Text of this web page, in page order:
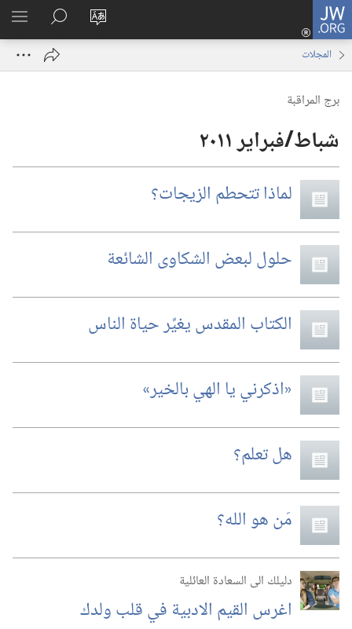
JW.ORG
تغيير
الموقع
تسجيل
الدخول
نافذة
البحث
في
JW.‎ORG
المجلات
برج المراقبة
لماذا تتحطم الزيجات؟‏
حلول لبعض الشكاوى الشائعة
الكتاب المقدس يغيِّر حياة الناس
‏«اذكرني يا الهي بالخير»‏
هل تعلم؟‏
مَن هو الله؟‏
دليلك الى السعادة العائلية
اغرس القيم الادبية في قلب ولدك